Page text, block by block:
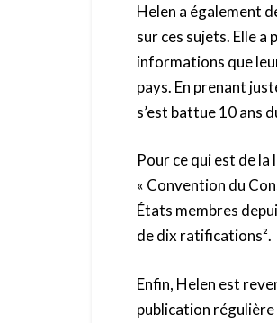
Helen a également
sur ces sujets. Elle a
informations que
pays. En prenant
s’est battue 10 ans
Pour ce qui est de la
« Convention du
États membres
de dix ratifications².
Enfin, Helen est
publication régulière